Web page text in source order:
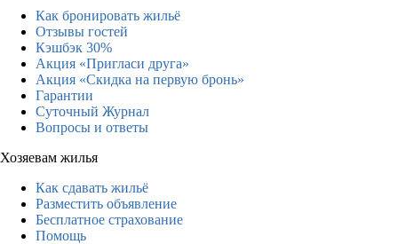
Как бронировать жильё
Отзывы гостей
Кэшбэк 30%
Акция «Пригласи друга»
Акция «Скидка на первую бронь»
Гарантии
Суточный Журнал
Вопросы и ответы
Хозяевам жилья
Как сдавать жильё
Разместить объявление
Бесплатное страхование
Помощь